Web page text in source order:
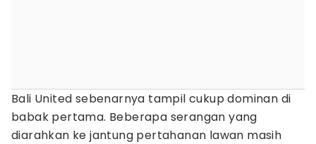
Bali United sebenarnya tampil cukup dominan di
babak pertama. Beberapa serangan yang
diarahkan ke jantung pertahanan lawan masih